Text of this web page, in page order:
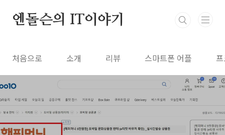
엔돌슨의 IT이야기
처음으로 소개 리뷰 스마트폰 어플